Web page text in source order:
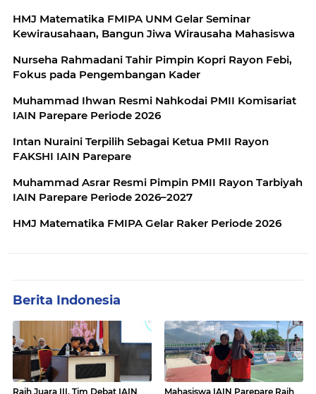
HMJ Matematika FMIPA UNM Gelar Seminar
Kewirausahaan, Bangun Jiwa Wirausaha Mahasiswa
Nurseha Rahmadani Tahir Pimpin Kopri Rayon Febi,
Fokus pada Pengembangan Kader
Muhammad Ihwan Resmi Nahkodai PMII Komisariat
IAIN Parepare Periode 2026
Intan Nuraini Terpilih Sebagai Ketua PMII Rayon
FAKSHI IAIN Parepare
Muhammad Asrar Resmi Pimpin PMII Rayon Tarbiyah
IAIN Parepare Periode 2026–2027
HMJ Matematika FMIPA Gelar Raker Periode 2026
Berita Indonesia
Raih Juara III, Tim Debat IAIN
Mahasiswa IAIN Parepare Raih